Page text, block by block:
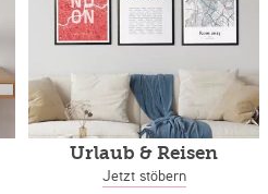
Urlaub & Reisen
Jetzt stöbern